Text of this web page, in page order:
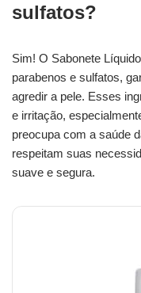
sulfatos?
Sim! O Sabonete
parabenos e sulfatos,
agredir a pele. Esses
e irritação,
preocupa com a saúde
respeitam suas
suave e segura.